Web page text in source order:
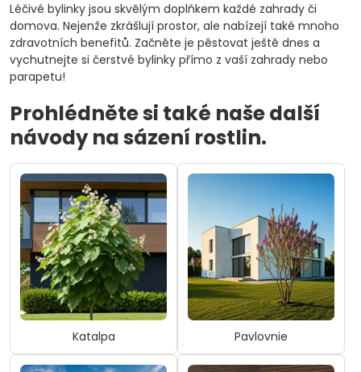
Léčivé bylinky jsou skvělým doplňkem každé zahrady či
domova. Nejenže zkrášlují prostor, ale nabízejí také mnoho
zdravotních benefitů. Začněte je pěstovat ještě dnes a
vychutnejte si čerstvé bylinky přímo z vaší zahrady nebo
parapetu!
Prohlédněte si také naše další
návody na sázení rostlin.
Katalpa Pavlovnie